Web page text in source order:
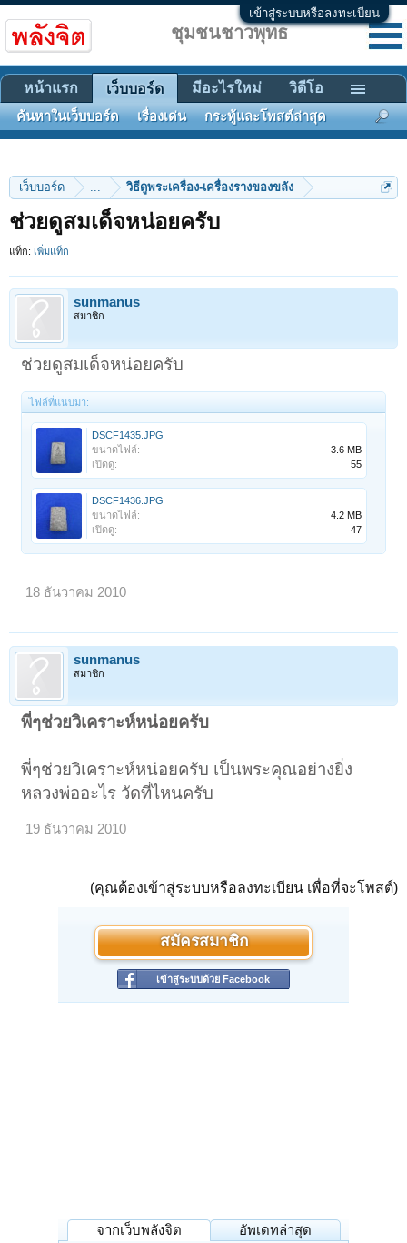
เข้าสู่ระบบหรือลงทะเบียน
เว็บบอร์ด ... วิธีดูพระเครื่อง-เครื่องรางของขลัง
ช่วยดูสมเด็จหน่อยครับ
แท็ก: เพิ่มแท็ก
sunmanus
สมาชิก
ช่วยดูสมเด็จหน่อยครับ
ไฟล์ที่แนบมา:
DSCF1435.JPG
ขนาดไฟล์:
3.6 MB
เปิดดู:
55
DSCF1436.JPG
ขนาดไฟล์:
4.2 MB
เปิดดู:
47
18 ธันวาคม 2010
sunmanus
สมาชิก
พี่ๆช่วยวิเคราะห์หน่อยครับ
พี่ๆช่วยวิเคราะห์หน่อยครับ เป็นพระคุณอย่างยิ่ง
หลวงพ่ออะไร วัดที่ไหนครับ
19 ธันวาคม 2010
(คุณต้องเข้าสู่ระบบหรือลงทะเบียน เพื่อที่จะโพสต์)
สมัครสมาชิก
เข้าสู่ระบบด้วย Facebook
จากเว็บพลังจิต อัพเดทล่าสุด
ชุมชนชาวพุทธ
หน้าแรก เว็บบอร์ด
ค้นหาในเว็บบอร์ด เรื่องเด่น กระทู้และโพสต์ล่าสุด
มีอะไรใหม่ วิดีโอ